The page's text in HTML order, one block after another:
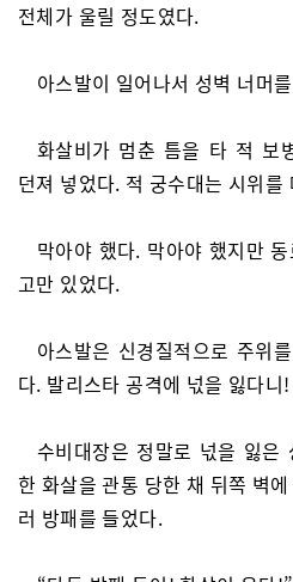
전체가 울릴 정도였다.
아스발이 일어나서 성벽 너머
화살비가 멈춘 틈을 타 적 보
던져 넣었다. 적 궁수대는 시위를
막아야 했다. 막아야 했지만
고만 있었다.
아스발은 신경질적으로 주위
다. 발리스타 공격에 넋을 잃다니!
수비대장은 정말로 넋을 잃은
한 화살을 관통 당한 채 뒤쪽 벽
러 방패를 들었다.